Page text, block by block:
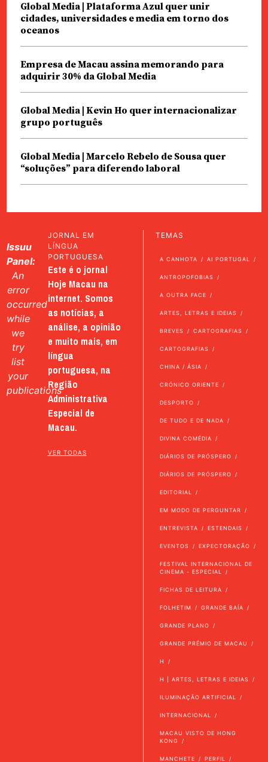
Global Media | Plataforma Azul quer unir
cidades, universidades e media em torno dos
oceanos
Empresa de Macau assina memorando para
adquirir 30% da Global Media
Global Media | Kevin Ho quer internacionalizar
grupo português
Global Media | Marcelo Rebelo de Sousa quer
“soluções” para diferendo laboral
Issuu
Panel:
An
error
occurred
while
we
try
list
your
publications
JORNAL EM
LÍNGUA
PORTUGUESA
Este é o jornal
Hoje Macau na
internet. Somos
as notícias, a
análise, a opinião
e muito mais, em
língua
portuguesa, na
Região
Administrativa
Especial de
Macau.
VER TODAS
TEMAS
A CANHOTA AI PORTUGAL
ANTROPOFOBIAS
A OUTRA FACE
ARTES, LETRAS E IDEIAS
BREVES CARTOGRAFIAS
CARTOGRAFIAS
CHINA / ÁSIA
CRÓNICO ORIENTE
DESPORTO
DE TUDO E DE NADA
DIVINA COMÉDIA
DIÁRIOS DE PRÓSPERO
DIÁRIOS DE PRÓSPERO
EDITORIAL
EM MODO DE PERGUNTAR
ENTREVISTA ESTENDAIS
EVENTOS EXPECTORAÇÃO
FESTIVAL INTERNACIONAL DE
CINEMA - ESPECIAL
FICHAS DE LEITURA
FOLHETIM GRANDE BAÍA
GRANDE PLANO
GRANDE PRÉMIO DE MACAU
H
H | ARTES, LETRAS E IDEIAS
ILUMINAÇÃO ARTIFICIAL
INTERNACIONAL
MACAU VISTO DE HONG
KONG
MANCHETE PERFIL